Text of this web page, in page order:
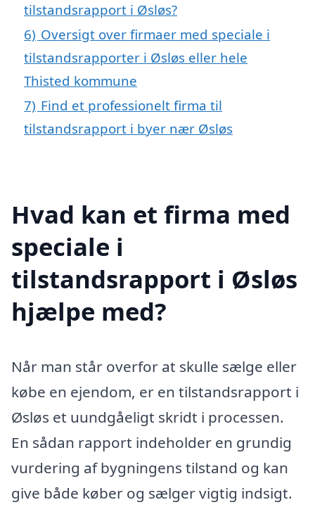
tilstandsrapport i Øsløs?
6) Oversigt over firmaer med speciale i
tilstandsrapporter i Øsløs eller hele
Thisted kommune
7) Find et professionelt firma til
tilstandsrapport i byer nær Øsløs
Hvad kan et firma med
speciale i
tilstandsrapport i Øsløs
hjælpe med?
Når man står overfor at skulle sælge eller
købe en ejendom, er en tilstandsrapport i
Øsløs et uundgåeligt skridt i processen.
En sådan rapport indeholder en grundig
vurdering af bygningens tilstand og kan
give både køber og sælger vigtig indsigt.